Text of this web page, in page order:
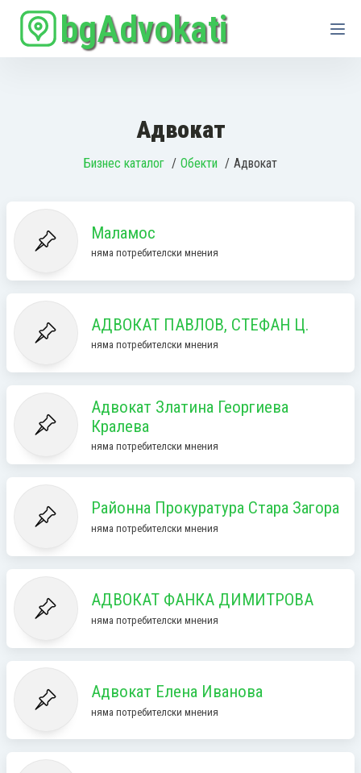
bgAdvokati
Адвокат
Бизнес каталог Обекти Адвокат
Маламос
няма потребителски мнения
АДВОКАТ ПАВЛОВ, СТЕФАН Ц.
няма потребителски мнения
Адвокат Златина Георгиева
Кралева
няма потребителски мнения
Районна Прокуратура Стара Загора
няма потребителски мнения
АДВОКАТ ФАНКА ДИМИТРОВА
няма потребителски мнения
Адвокат Елена Иванова
няма потребителски мнения